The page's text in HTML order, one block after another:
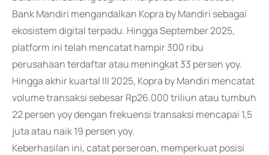
Bank Mandiri mengandalkan Kopra by Mandiri sebagai
ekosistem digital terpadu. Hingga September 2025,
platform ini telah mencatat hampir 300 ribu
perusahaan terdaftar atau meningkat 33 persen yoy.
Hingga akhir kuartal III 2025, Kopra by Mandiri mencatat
volume transaksi sebesar Rp26.000 triliun atau tumbuh
22 persen yoy dengan frekuensi transaksi mencapai 1,5
juta atau naik 19 persen yoy.
Keberhasilan ini, catat perseroan, memperkuat posisi